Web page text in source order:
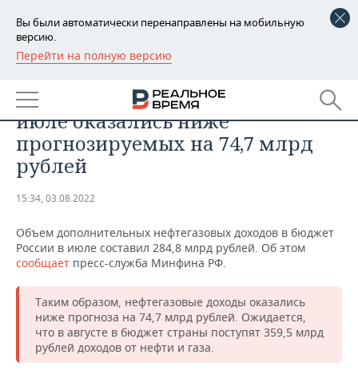
Вы были автоматически перенаправлены на мобильную
версию.
Перейти на полную версию
РЕГИОНЫ
БАШКОРТОСТАН
ТАТАРСТАН
УДМУРТИЯ
НОВОСТИ
АНАЛИТИКА
НОВОСТИ АНАЛИТИКИ
ДЕКЛАРАЦИИ О ДОХОДАХ
КОРОЛИ ГОСЗАКАЗА ПФО
КОМУ ПРИНАДЛЕЖАТ
ТОРГОВЫЕ ЦЕНТРЫ
ТАТАРСТАНА
ЭКОНОМИКА
НОВОСТИ ЭКОНОМИКИ
ФИНАНСЫ
БЮДЖЕТ
ИНВЕСТИЦИИ
ПРОМЫШЛЕННОСТЬ
НОВОСТИ
ПРОМЫШЛЕННОСТИ
АГРОПРОМ
МАШИНОСТРОЕНИЕ
НЕФТЕХИМИЯ
НЕДВИЖИМОСТЬ
НОВОСТИ АВТО
БИЗНЕС
НОВОСТИ БИЗНЕСА
ТЕХНОЛОГИИ
Нефтегазовые доходы России в
июле оказались ниже
прогнозируемых на 74,7 млрд
рублей
15:34, 03.08.2022
Объем дополнительных нефтегазовых доходов в бюджет
России в июле составил 284,8 млрд рублей. Об этом
сообщает пресс-служба Минфина РФ.
Таким образом, нефтегазовые доходы оказались
ниже прогноза на 74,7 млрд рублей. Ожидается,
что в августе в бюджет страны поступят 359,5 млрд
рублей доходов от нефти и газа.